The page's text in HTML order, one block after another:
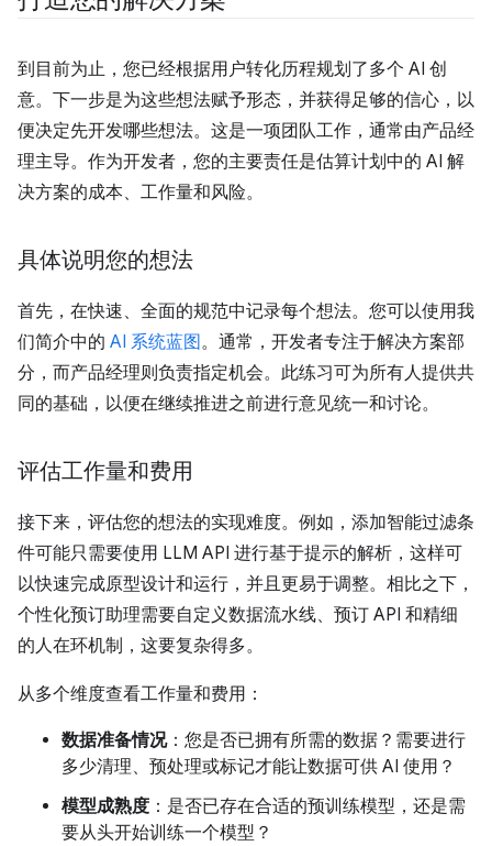
到目前为止，您已经根据用户转化历程规划了多个 AI 创
意。下一步是为这些想法赋予形态，并获得足够的信心，以
便决定先开发哪些想法。这是一项团队工作，通常由产品经
理主导。作为开发者，您的主要责任是估算计划中的 AI 解
决方案的成本、工作量和风险。
具体说明您的想法
首先，在快速、全面的规范中记录每个想法。您可以使用我
们简介中的 AI 系统蓝图。通常，开发者专注于解决方案部
分，而产品经理则负责指定机会。此练习可为所有人提供共
同的基础，以便在继续推进之前进行意见统一和讨论。
评估工作量和费用
接下来，评估您的想法的实现难度。例如，添加智能过滤条
件可能只需要使用 LLM API 进行基于提示的解析，这样可
以快速完成原型设计和运行，并且更易于调整。相比之下，
个性化预订助理需要自定义数据流水线、预订 API 和精细
的人在环机制，这要复杂得多。
从多个维度查看工作量和费用：
数据准备情况：您是否已拥有所需的数据？需要进行
多少清理、预处理或标记才能让数据可供 AI 使用？
模型成熟度 ：是否已存在合适的预训练模型，还是需
要从头开始训练一个模型？